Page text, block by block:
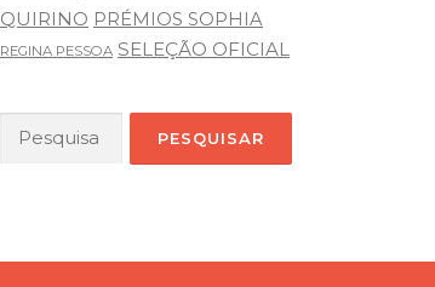
QUIRINO PRÉMIOS SOPHIA
REGINA PESSOA SELEÇÃO OFICIAL